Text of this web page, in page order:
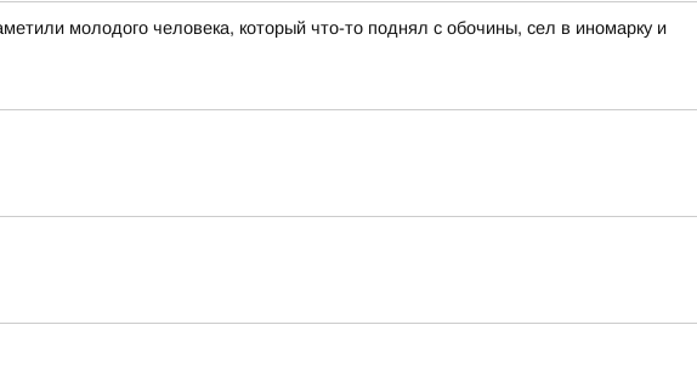
молодого человека, который что-то поднял с обочины, сел в иномарку и